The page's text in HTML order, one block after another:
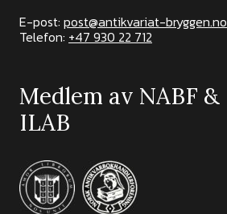
E-post: post@antikvariat-bryggen.no
Telefon: +47 930 22 712
Medlem av NABF &
ILAB